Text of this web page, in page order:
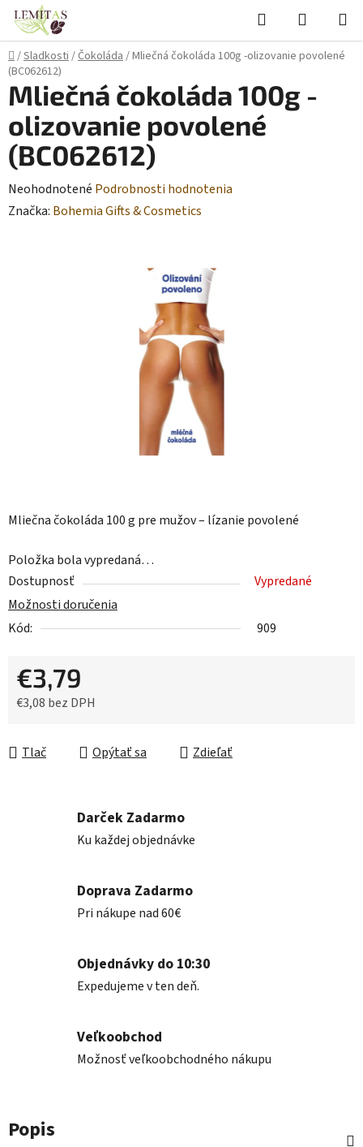
Prejsť
obsah
Hľadať
KOŠÍK
Domov
/Sladkosti/Čokoláda/Mliečná čokoláda 100g -olizovanie povolené
(BC062612)
Mliečna čokoláda 100 g pre mužov – lízanie povolené
Položka bola vypredaná…
Dostupnosť
Vypredané
Možnosti doručenia
Kód:
909
€3,79
€3,08 bez DPH
Tlač
Opýtať sa Zdieľať
Mliečná čokoláda 100g -
olizovanie povolené
(BC062612)
Priemerné
hodnotenie
Neohodnotené Podrobnosti hodnotenia
Značka: Bohemia Gifts & Cosmetics
Darček Zadarmo
Ku každej objednávke
Doprava Zadarmo
Pri nákupe nad 60€
Objednávky do 10:30
Expedujeme v ten deň.
Veľkoobchod
Možnosť veľkoobchodného nákupu
Popis